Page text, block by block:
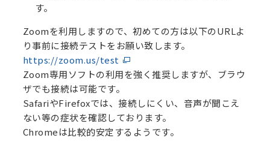
す。
Zoomを利用しますので、初めての方は以下のURLよ
り事前に接続テストをお願い致します。
https://zoom.us/test
Zoom専用ソフトの利用を強く推奨しますが、ブラウ
ザでも接続は可能です。
SafariやFirefoxでは、接続しにくい、音声が聞こえ
ない等の症状を確認しております。
Chromeは比較的安定するようです。